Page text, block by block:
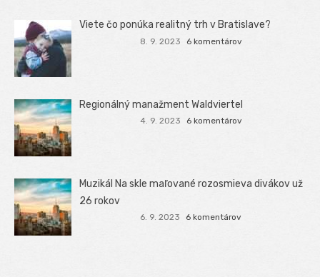
Viete čo ponúka realitný trh v Bratislave?
8. 9. 2023 6 komentárov
Regionálný manažment Waldviertel
4. 9. 2023 6 komentárov
Muzikál Na skle maľované rozosmieva divákov už
26 rokov
6. 9. 2023 6 komentárov